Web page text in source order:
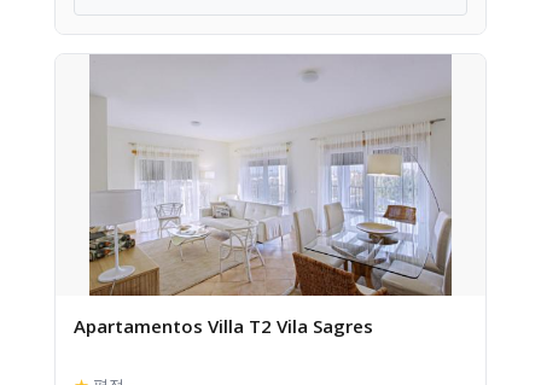
Apartamentos Villa T2 Vila Sagres